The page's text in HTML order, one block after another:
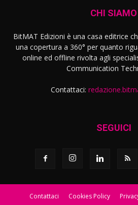
CHI SIAMO
BitMAT Edizioni è una casa editrice
una copertura a 360° per quanto
online ed offline rivolta agli
Communication
Contattaci:
SEGUICI
Contattaci Cookies Policy